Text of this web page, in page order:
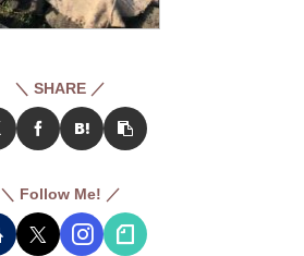
＼ SHARE ／
＼ Follow Me! ／